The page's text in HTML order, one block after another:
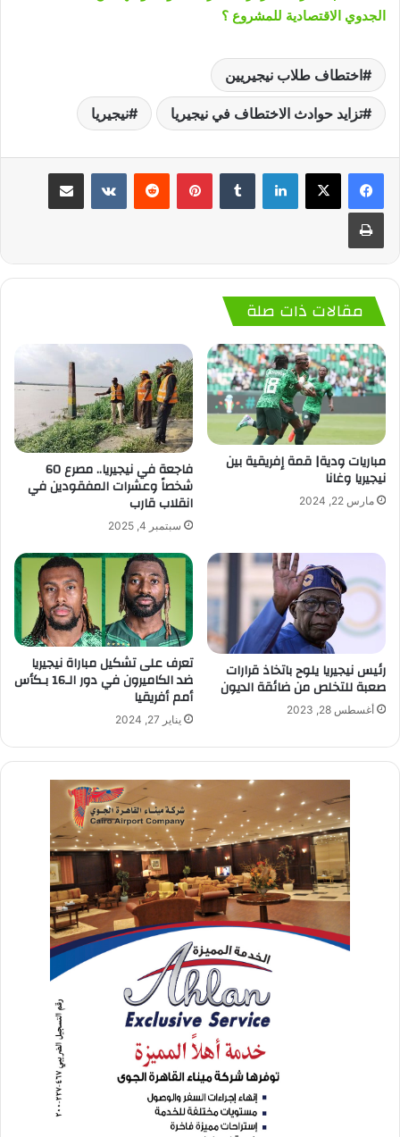
الجدوي الاقتصادية للمشروع ؟
اختطاف طلاب نيجيريين
تزايد حوادث الاختطاف في نيجيريا نيجيريا
لينكدإن بينتيريست
مقالات ذات صلة
مباريات ودية| قمة إفريقية بين
نيجيريا وغانا
مارس 22, 2024
فاجعة في نيجيريا.. مصرع 60
شخصاً وعشرات المفقودين في
انقلاب قارب
سبتمبر 4, 2025
رئيس نيجيريا يلوح باتخاذ قرارات
صعبة للتخلص من ضائقة الديون
أغسطس 28, 2023
تعرف على تشكيل مباراة نيجيريا
ضد الكاميرون في دور الـ16 بـكأس
أمم أفريقيا
يناير 27, 2024